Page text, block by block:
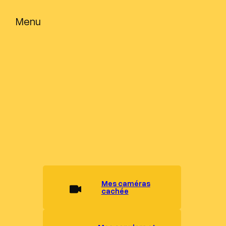
Menu
Mes caméras
cachée